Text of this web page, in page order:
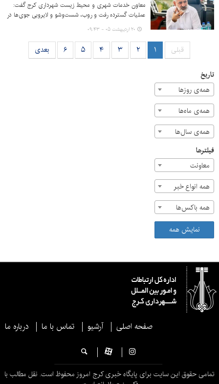
معاون خدمات شهری و محیط زیست شهرداری کرج گفت:
عملیات گسترده رفت‌ و روب، شست‌وشو و لایروبی جوی‌ها در
مناطق ۱۰ گانه کرج با هدف بهبود سیمای شهری و افزایش
رضایتمندی شهروندان، توسط نیروهای خدمات شهری همچنان
با جدیت دنبال می‌شود.
۲۰ اردیبهشت ۰۵ - ۰۹:۴۳
قبلی ۱ ۲ ۳ ۴ ۵ ۶ بعدی
تاریخ
همه‌ی روزها
همه‌ی ماه‌ها
همه‌ی سال‌ها
فیلترها
معاونت
همه انواع خبر
همه باکس‌ها
نمایش همه
صفحه اصلی آرشیو تماس با ما درباره ما
تمامی حقوق این سایت برای پایگاه خبری کرج امروز محفوظ است. نقل مطالب با